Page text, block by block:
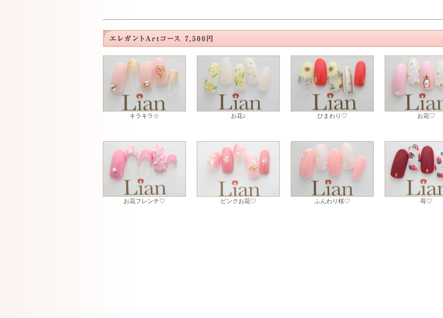
キラキラ☆ お花♪ ひまわり♡ お花♡
お花フレンチ♡ ピンクお花♡ ふんわり桜♡ 苺♡